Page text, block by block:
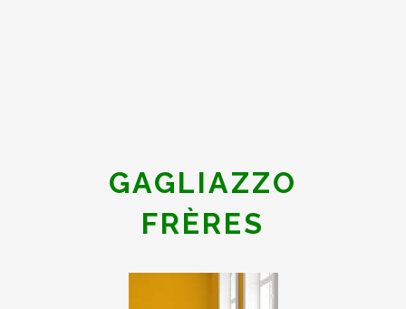
GAGLIAZZO
FRÈRES